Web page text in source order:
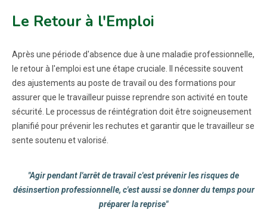
Le Retour à l'Emploi
Après une période d'absence due à une maladie professionnelle,
le retour à l'emploi est une étape cruciale. Il nécessite souvent
des ajustements au poste de travail ou des formations pour
assurer que le travailleur puisse reprendre son activité en toute
sécurité. Le processus de réintégration doit être soigneusement
planifié pour prévenir les rechutes et garantir que le travailleur se
sente soutenu et valorisé.
"Agir pendant l'arrêt de travail c'est prévenir les risques de
désinsertion professionnelle, c'est aussi se donner du temps pour
préparer la reprise"